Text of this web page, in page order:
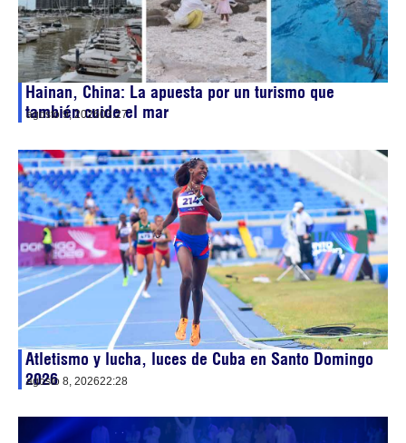
Hainan, China: La apuesta por un turismo que
también cuide el mar
agosto 9, 202603:27
Atletismo y lucha, luces de Cuba en Santo Domingo
2026
agosto 8, 202622:28